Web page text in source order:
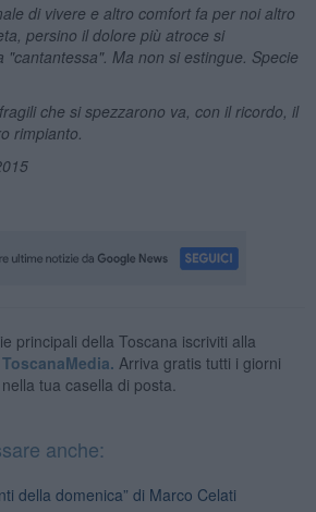
di vivere e altro comfort fa per noi altro
persino il dolore piùatroce si
"cantantessa". Ma non si estingue. Specie
che si spezzarono va, con il ricordo, il
rimpianto.
principali della Toscana iscriviti alla
Arriva gratis tutti i giorni
tua casella di posta.
anche:
della domenica” di Marco Celati